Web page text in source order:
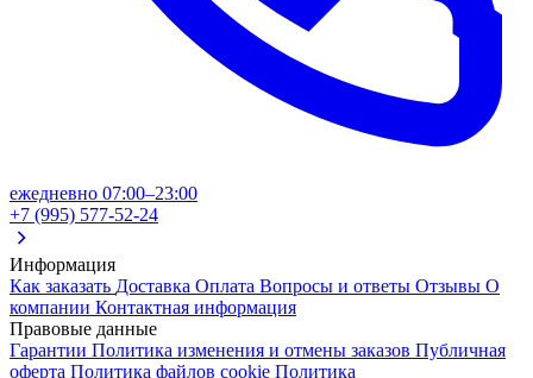
ежедневно 07:00–23:00
+7 (995) 577-52-24
Информация
Как заказать Доставка Оплата Вопросы и ответы Отзывы О
компании Контактная информация
Правовые данные
Гарантии Политика изменения и отмены заказов Публичная
оферта Политика файлов cookie Политика